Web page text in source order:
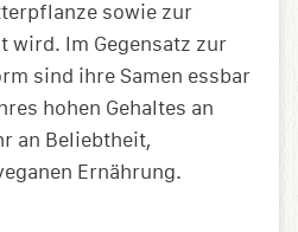
sowie zur
wird. Im Gegensatz zur
sind ihre Samen essbar
hohen Gehaltes an
an Beliebtheit,
Ernährung.